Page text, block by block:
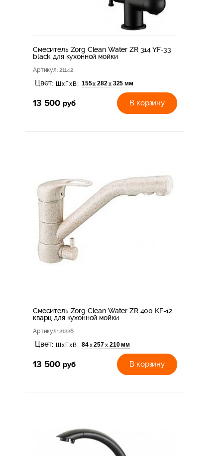
Смеситель Zorg Clean Water ZR 314 YF-33
black для кухонной мойки
Артикул: 21142
Цвет: ШхГхВ: 155х 282х 325 мм
13 500 руб В корзину
Смеситель Zorg Clean Water ZR 400 KF-12
кварц для кухонной мойки
Артикул: 21226
Цвет: ШхГхВ: 84х 257х 210 мм
13 500 руб В корзину